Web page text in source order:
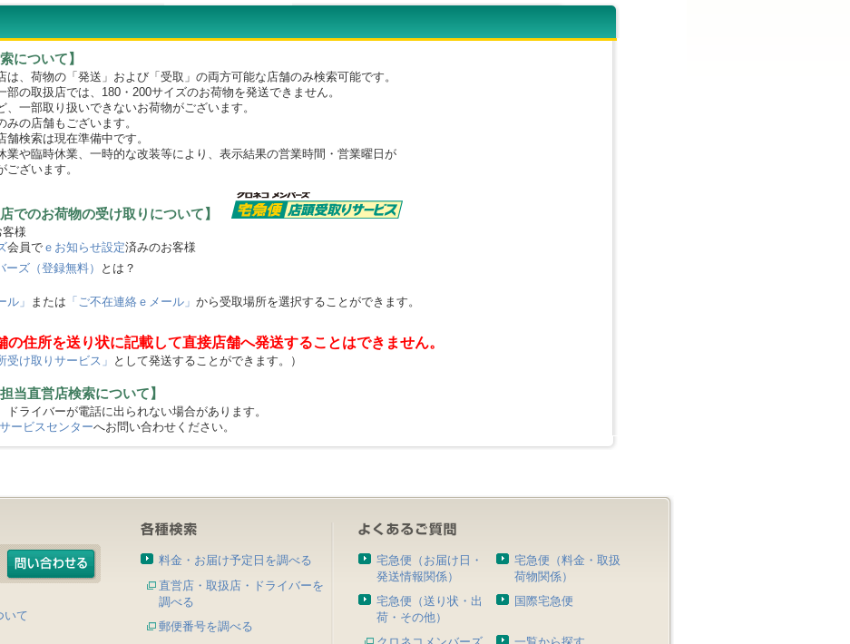
について】
、荷物の「発送」および「受取」の両方可能な店舗のみ検索可能です。
取扱店では、180・200サイズのお荷物を発送できません。
部取り扱いできないお荷物がございます。
店舗もございます。
索は現在準備中です。
や臨時休業、一時的な改装等により、表示結果の営業時間・営業曜日が
ざいます。
店でのお荷物の受け取りについて】
様
会員で ｅお知らせ設定済みのお客様
ズ（登録無料）
とは？
ル」 または 「ご不在連絡ｅメール」 から受取場所を選択することができます。
住所を送り状に記載して直接店舗へ発送することはできません。
受け取りサービス」 として発送することができます。）
当直営店検索について】
ライバーが電話に出られない場合があります。
サービスセンターへお問い合わせください。
いて
料金・お届け予定日を調べる
直営店・取扱店・ドライバーを
調べる
郵便番号を調べる
宅急便（お届け日・
発送情報関係）
宅急便（料金・取扱
荷物関係）
宅急便（送り状・出
荷・その他）
国際宅急便